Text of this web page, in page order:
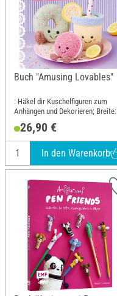
Buch "Amusing Lovables"
: Häkel dir Kuschelfiguren zum
Anhängen und Dekorieren; Breite:
26,90 €
In den Warenkorb